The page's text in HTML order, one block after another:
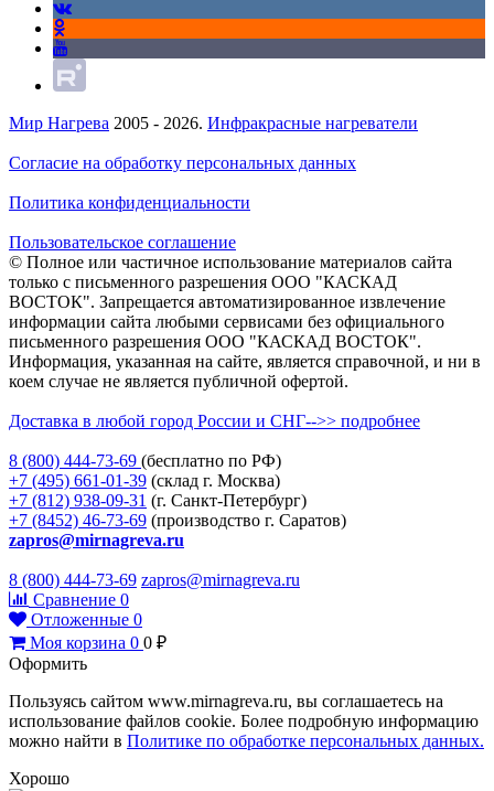
Мир Нагрева 2005 - 2026. Инфракрасные нагреватели
Согласие на обработку персональных данных
Политика конфиденциальности
Пользовательское соглашение
© Полное или частичное использование материалов сайта
только с письменного разрешения ООО "КАСКАД
ВОСТОК". Запрещается автоматизированное извлечение
информации сайта любыми сервисами без официального
письменного разрешения ООО "КАСКАД ВОСТОК".
Информация, указанная на сайте, является справочной, и ни в
коем случае не является публичной офертой.
Доставка в любой город России и СНГ-->> подробнее
8 (800) 444-73-69 (бесплатно по РФ)
+7 (495) 661-01-39 (склад г. Москва)
+7 (812) 938-09-31 (г. Санкт-Петербург)
+7 (8452) 46-73-69 (производство г. Саратов)
zapros@mirnagreva.ru
8 (800) 444-73-69 zapros@mirnagreva.ru
Сравнение 0
Отложенные 0
Моя корзина 0 0 ₽
Оформить
Пользуясь сайтом www.mirnagreva.ru, вы соглашаетесь на
использование файлов cookie. Более подробную информацию
можно найти в Политике по обработке персональных данных.
Хорошо